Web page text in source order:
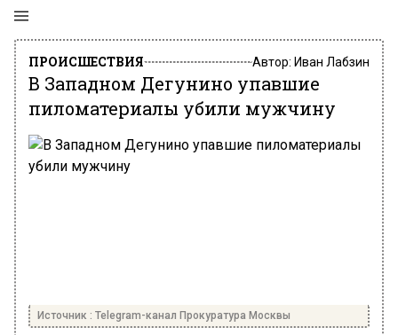
ПРОИСШЕСТВИЯ Автор: Иван Лабзин
В Западном Дегунино упавшие
пиломатериалы убили мужчину
Источник : Telegram-канал Прокуратура Москвы